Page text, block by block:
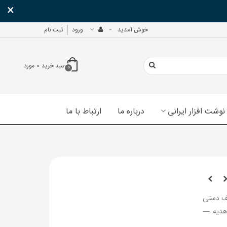
×
خوش آمدید ورود ثبت نام
0سبد خرید 0 مورد
نوشت افزار ایرانی درباره ما ارتباط با ما
دستی
هدیه —